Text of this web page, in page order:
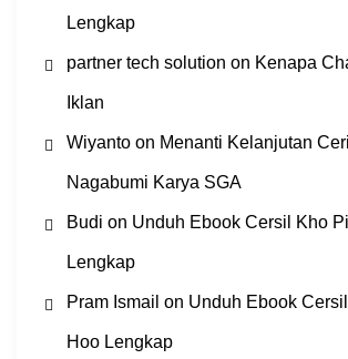
Lengkap
partner tech solution on Kenapa
Iklan
Wiyantoon Menanti Kelanjutan
Nagabumi Karya SGA
Budi on Unduh Ebook Cersil Kho
Lengkap
Pram Ismail on Unduh Ebook
Hoo Lengkap